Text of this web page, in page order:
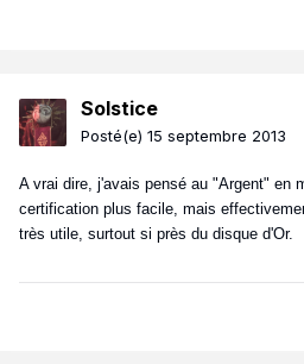
Solstice
Posté(e) 15 septembre 2013
A vrai dire, j'avais pensé au "Argent" en
certification plus facile, mais
très utile, surtout si près du disque d'Or.